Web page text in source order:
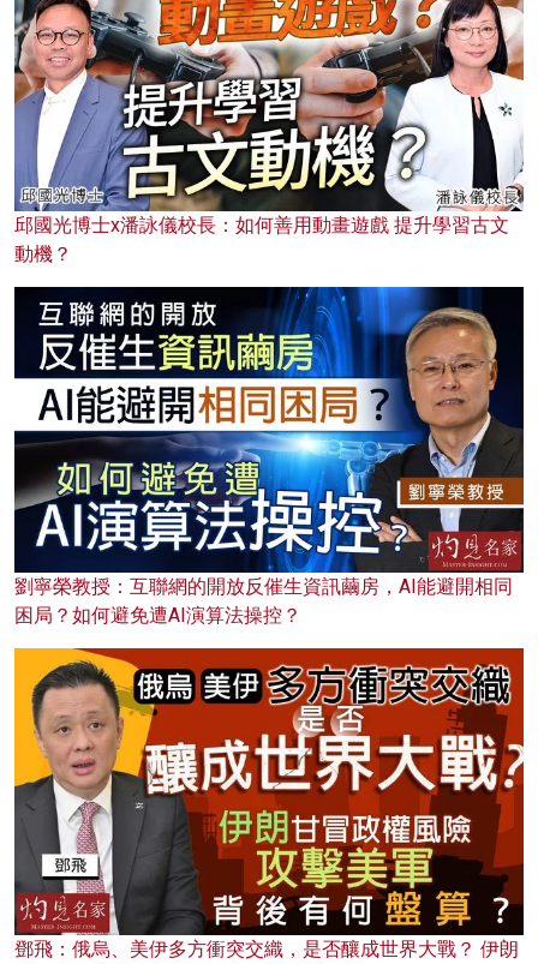
邱國光博士x潘詠儀校長：如何善用動畫遊戲 提升學習古文
動機？
劉寧榮教授：互聯網的開放反催生資訊繭房，AI能避開相同
困局？如何避免遭AI演算法操控？
鄧飛：俄烏、美伊多方衝突交織，是否釀成世界大戰？ 伊朗